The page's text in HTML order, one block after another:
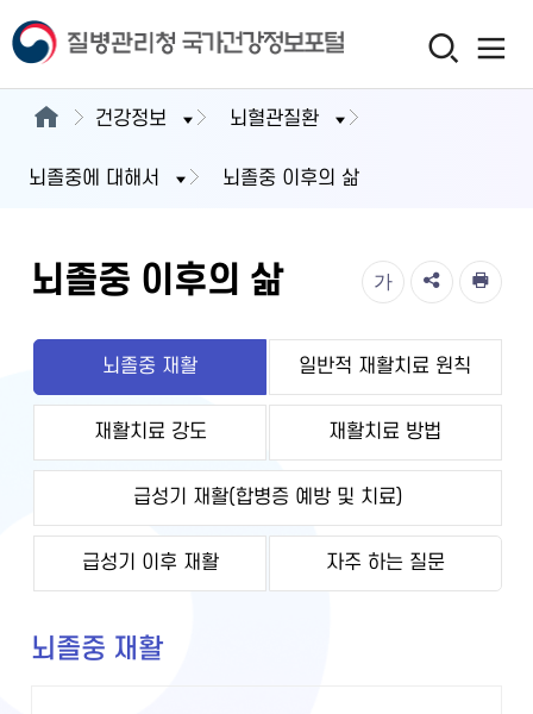
건강정보 뇌혈관질환
뇌졸중에 대해서 뇌졸중 이후의 삶
뇌졸중 이후의 삶 가
뇌졸중 재활 일반적 재활치료 원칙
재활치료 강도 재활치료 방법
급성기 재활(합병증 예방 및 치료)
급성기 이후 재활 자주 하는 질문
뇌졸중 재활